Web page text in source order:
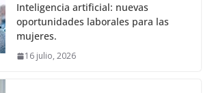
Inteligencia artificial: nuevas
oportunidades laborales para las
mujeres.
16 julio, 2026